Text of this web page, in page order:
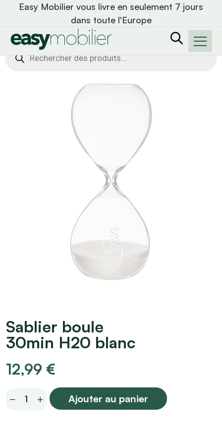
Easy Mobilier vous livre en seulement 7 jours
dans toute l'Europe
Recherche
de
Sablier boule
30min H20 blanc
12,99 €
Sablier
Ajouter au panier